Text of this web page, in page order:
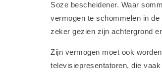
Soze bescheidener. Waar
vermogen te schommelen in
zeker gezien zijn achtergrond
Zijn vermogen moet ook
televisiepresentatoren, die